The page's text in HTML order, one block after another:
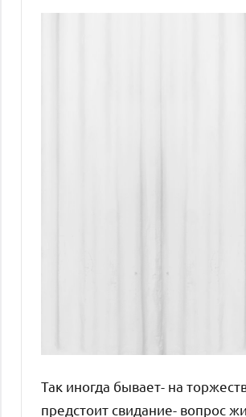
Так иногда бывает- на
предстоит свидание- вопрос